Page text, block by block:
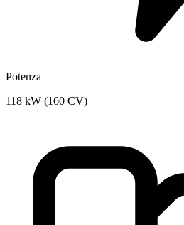
Potenza
118 kW (160 CV)